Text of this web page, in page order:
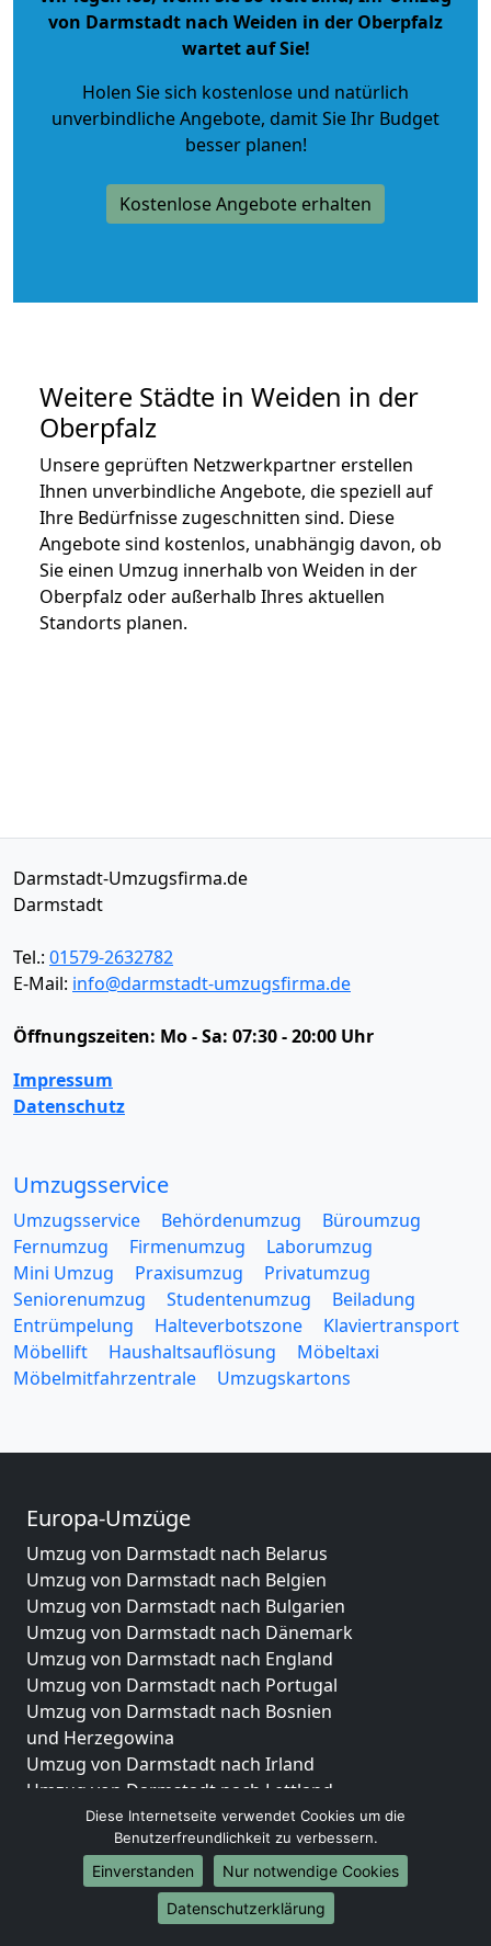
von Darmstadt nach Weiden in der Oberpfalz
wartet auf Sie!
Holen Sie sich kostenlose und natürlich
unverbindliche Angebote, damit Sie Ihr Budget
besser planen!
Kostenlose Angebote erhalten
Weitere Städte in Weiden in der
Oberpfalz
Unsere geprüften Netzwerkpartner erstellen
Ihnen unverbindliche Angebote, die speziell auf
Ihre Bedürfnisse zugeschnitten sind. Diese
Angebote sind kostenlos, unabhängig davon, ob
Sie einen Umzug innerhalb von Weiden in der
Oberpfalz oder außerhalb Ihres aktuellen
Standorts planen.
Darmstadt-Umzugsfirma.de
Darmstadt
Tel.: 01579-2632782
E-Mail: info@darmstadt-umzugsfirma.de
Öffnungszeiten: Mo - Sa: 07:30 - 20:00 Uhr
Impressum
Datenschutz
Umzugsservice
Umzugsservice Behördenumzug
Büroumzug
Fernumzug
Firmenumzug
Laborumzug
Mini Umzug
Praxisumzug
Privatumzug
Seniorenumzug
Studentenumzug
Beiladung
Entrümpelung
Halteverbotszone
Klaviertransport
Möbellift
Haushaltsauflösung
Möbeltaxi
Möbelmitfahrzentrale
Umzugskartons
Europa-Umzüge
Umzug von Darmstadt nach Belarus
Umzug von Darmstadt nach Belgien
Umzug von Darmstadt nach Bulgarien
Umzug von Darmstadt nach Dänemark
Umzug von Darmstadt nach England
Umzug von Darmstadt nach Portugal
Umzug von Darmstadt nach Bosnien
und Herzegowina
Umzug von Darmstadt nach Irland
Umzug von Darmstadt nach Lettland
Umzug von Darmstadt nach Zypern
Umzug von Darmstadt nach Kroatien
Umzug von Darmstadt nach Estland
Umzug von Darmstadt nach Finnland
Umzug von Darmstadt nach Frankreich
Diese Internetseite verwendet Cookies um die
Benutzerfreundlichkeit zu verbessern.
Einverstanden
Nur notwendige Cookies
Datenschutzerklärung